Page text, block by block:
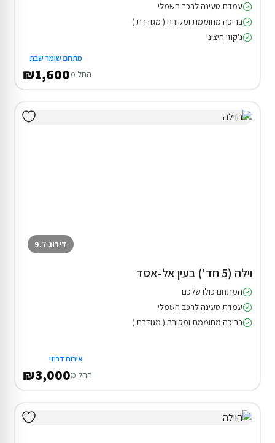
עמדת טעינה לרכב חשמלי
בריכה מחוממת ומקורה ( מגודרת )
ג'קוזי חיצוני
מתחם שומר שבת
החל מ₪1,600
דירוג 9.7
וילה (5 חד') בעין אל-אסד
המתחם כולו שלכם
עמדת טעינה לרכב חשמלי
בריכה מחוממת ומקורה ( מגודרת )
אירוח דרוזי
החל מ₪3,000